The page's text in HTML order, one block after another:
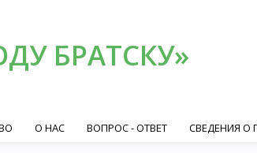
БРАТСКУ»
О НАС ВОПРОС - ОТВЕТ СВЕДЕНИЯ О